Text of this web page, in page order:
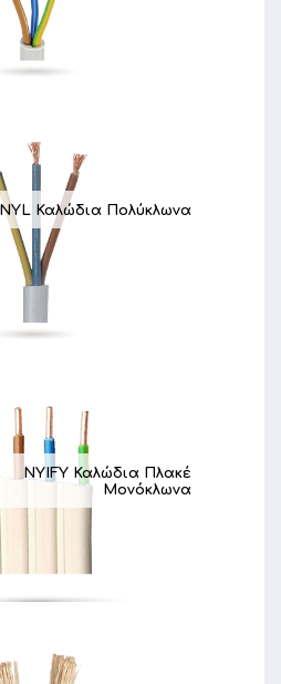
NYL Καλώδια Πολύκλωνα
NYIFY Καλώδια Πλακέ
Μονόκλωνα